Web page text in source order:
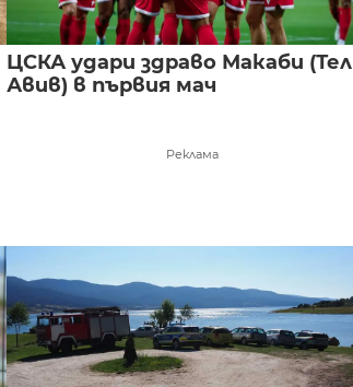
ЦСКА удари здраво Макаби (Тел
Авив) в първия мач
Реклама